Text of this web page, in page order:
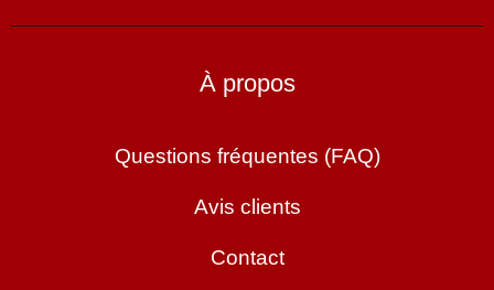
À propos
Questions fréquentes (FAQ)
Avis clients
Contact